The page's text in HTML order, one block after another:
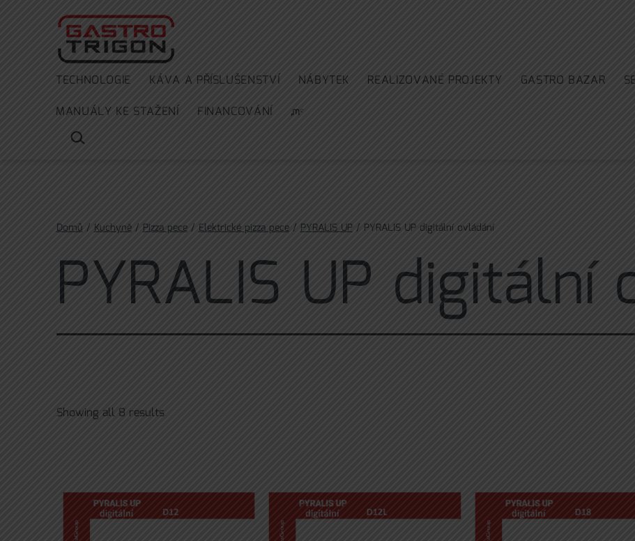
TECHNOLOGIE KÁVA A PŘÍSLUŠENSTVÍ NÁBYTEK REALIZOVANÉ PROJEKTY GASTRO BAZAR
MANUÁLY KE STAŽENÍ
FINANCOVÁNÍ ᘻᵉ
HLEDAT
Domů/Kuchyně/Pizza pece/Elektrické pizza pece/PYRALIS UP/ PYRALIS UP digitální ovládání
PYRALIS UP digitální
Showing all 8 results